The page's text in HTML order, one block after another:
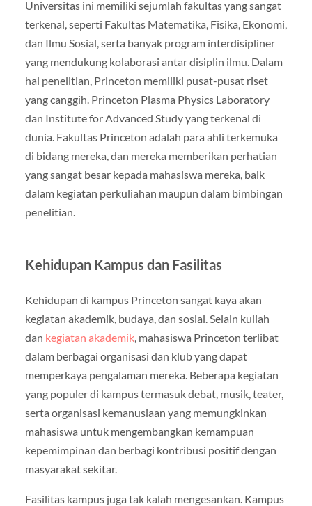
Universitas ini memiliki sejumlah fakultas yang sangat
terkenal, seperti Fakultas Matematika, Fisika, Ekonomi,
dan Ilmu Sosial, serta banyak program interdisipliner
yang mendukung kolaborasi antar disiplin ilmu. Dalam
hal penelitian, Princeton memiliki pusat-pusat riset
yang canggih. Princeton Plasma Physics Laboratory
dan Institute for Advanced Study yang terkenal di
dunia. Fakultas Princeton adalah para ahli terkemuka
di bidang mereka, dan mereka memberikan perhatian
yang sangat besar kepada mahasiswa mereka, baik
dalam kegiatan perkuliahan maupun dalam bimbingan
penelitian.
Kehidupan Kampus dan Fasilitas
Kehidupan di kampus Princeton sangat kaya akan
kegiatan akademik, budaya, dan sosial. Selain kuliah
dan kegiatan akademik, mahasiswa Princeton terlibat
dalam berbagai organisasi dan klub yang dapat
memperkaya pengalaman mereka. Beberapa kegiatan
yang populer di kampus termasuk debat, musik, teater,
serta organisasi kemanusiaan yang memungkinkan
mahasiswa untuk mengembangkan kemampuan
kepemimpinan dan berbagi kontribusi positif dengan
masyarakat sekitar.
Fasilitas kampus juga tak kalah mengesankan. Kampus